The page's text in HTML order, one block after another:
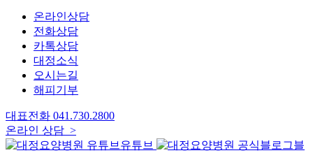
온라인상담
전화상담
카톡상담
대정소식
오시는길
해피기부
대표전화 041.730.2800
온라인 상담 >
유튜브
블